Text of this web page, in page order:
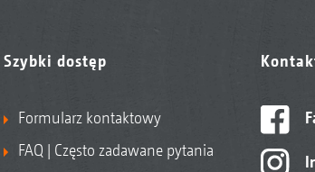
Szybki dostęp
Formularz kontaktowy
FAQ | Często zadawane pytania